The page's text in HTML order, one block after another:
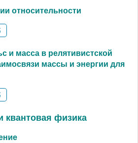
относительности
и масса в релятивистской
массы и энергии для
квантовая физика